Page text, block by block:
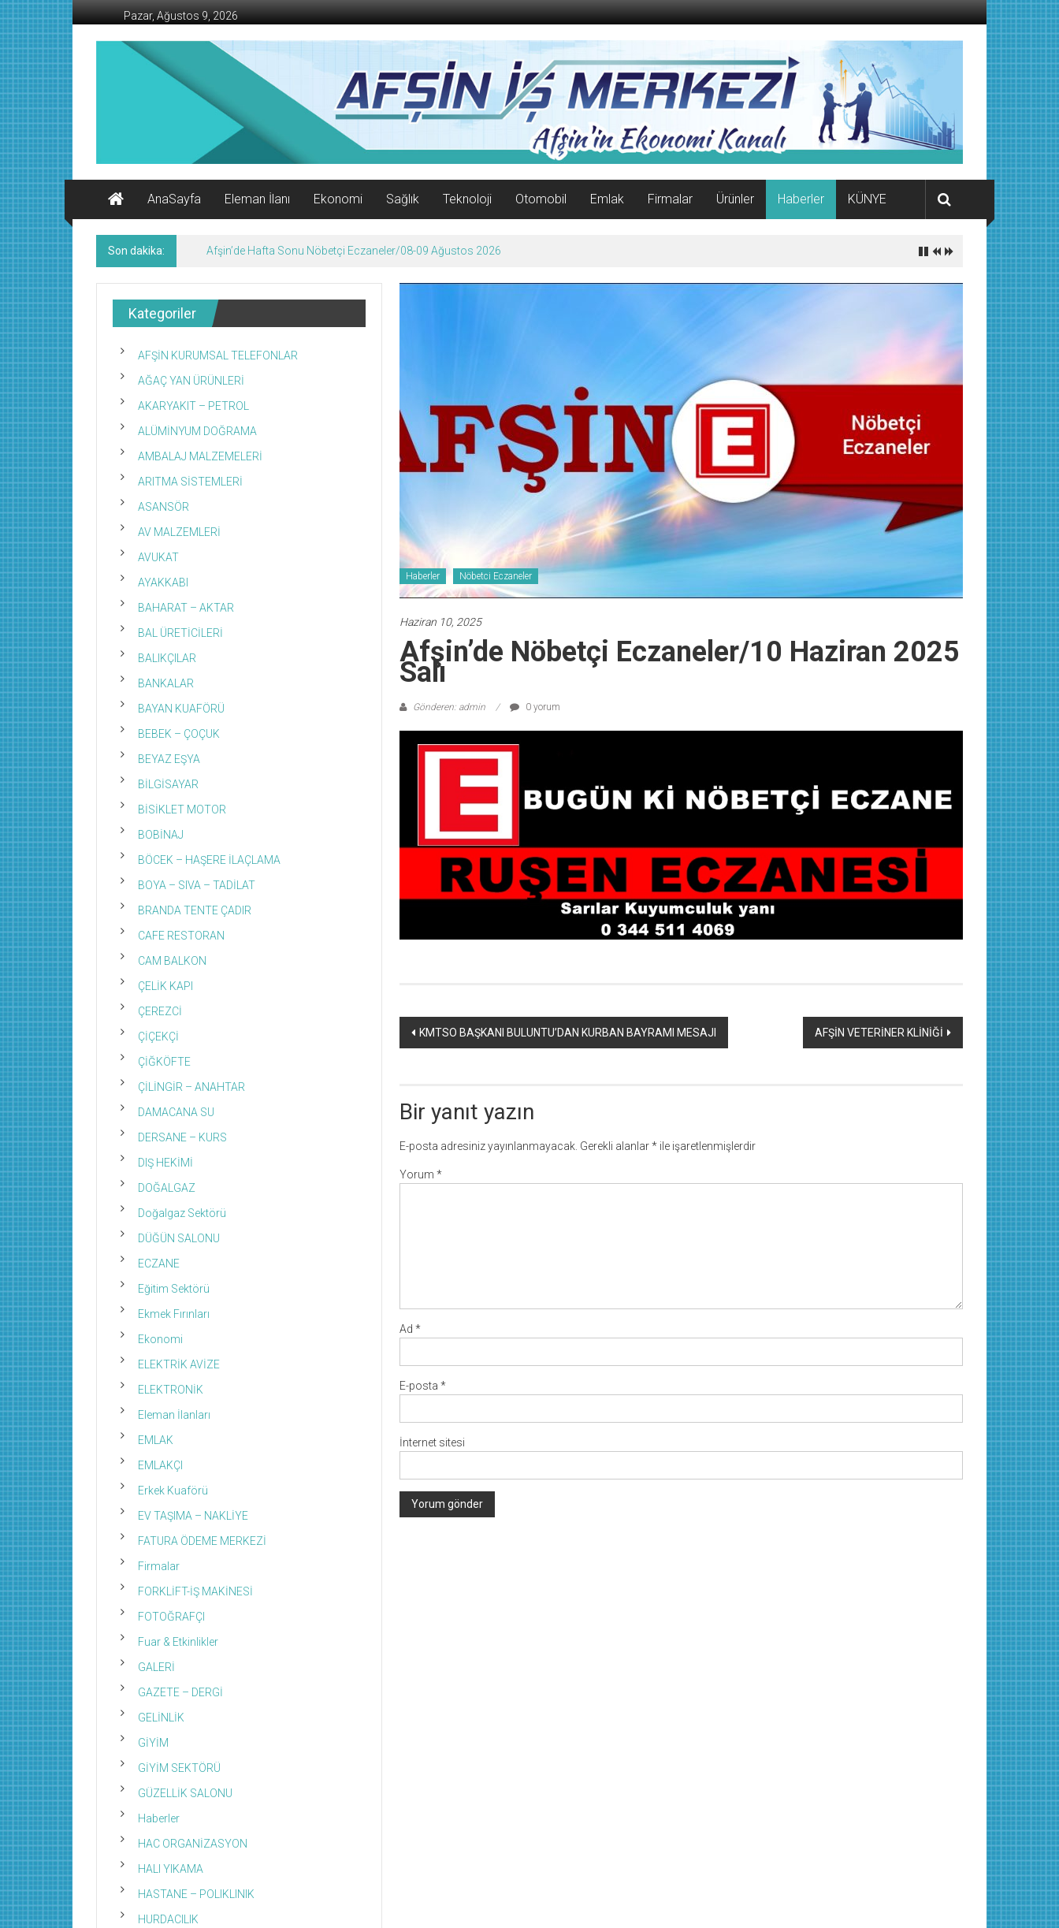
İçeriğe
geç
Pazar, Ağustos 9, 2026
AFŞİN
Ekonomi
Kanalı
AnaSayfa
Eleman İlanı Ekonomi Sağlık Teknoloji Otomobil Emlak Firmalar Ürünler Haberler KÜNYE
Son dakika: Afşin’de Hafta Sonu Nöbetçi Eczaneler/08-09 Ağustos 2026
Haberler Nöbetci Eczaneler
Haziran 10, 2025
Afşin’de Nöbetçi Eczaneler/10 Haziran 2025
Salı
Gönderen: admin 0 yorum
Yazı
KMTSO BAŞKANI BULUNTU’DAN KURBAN BAYRAMI MESAJI AFŞİN VETERİNER KLİNİĞİ
Bir yanıt yazın
E-posta adresiniz yayınlanmayacak. Gerekli alanlar* ile işaretlenmişlerdir
Yorum *
Ad *
E-posta *
İnternet sitesi
Kategoriler
AFŞİN KURUMSAL TELEFONLAR
AĞAÇ YAN ÜRÜNLERİ
AKARYAKIT – PETROL
ALÜMİNYUM DOĞRAMA
AMBALAJ MALZEMELERİ
ARITMA SİSTEMLERİ
ASANSÖR
AV MALZEMLERİ
AVUKAT
AYAKKABI
BAHARAT – AKTAR
BAL ÜRETİCİLERİ
BALIKÇILAR
BANKALAR
BAYAN KUAFÖRÜ
BEBEK – ÇOÇUK
BEYAZ EŞYA
BİLGİSAYAR
BİSİKLET MOTOR
BOBİNAJ
BÖCEK – HAŞERE İLAÇLAMA
BOYA – SIVA – TADİLAT
BRANDA TENTE ÇADIR
CAFE RESTORAN
CAM BALKON
ÇELİK KAPI
ÇEREZCİ
ÇİÇEKÇİ
ÇİĞKÖFTE
ÇİLİNGİR – ANAHTAR
DAMACANA SU
DERSANE – KURS
DIŞ HEKİMİ
DOĞALGAZ
Doğalgaz Sektörü
DÜĞÜN SALONU
ECZANE
Eğitim Sektörü
Ekmek Fırınları
Ekonomi
ELEKTRİK AVİZE
ELEKTRONİK
Eleman İlanları
EMLAK
EMLAKÇI
Erkek Kuaförü
EV TAŞIMA – NAKLİYE
FATURA ÖDEME MERKEZİ
Firmalar
FORKLİFT-İŞ MAKİNESİ
FOTOĞRAFÇI
Fuar & Etkinlikler
GALERİ
GAZETE – DERGİ
GELİNLİK
GİYİM
GİYİM SEKTÖRÜ
GÜZELLİK SALONU
Haberler
HAC ORGANİZASYON
HALI YIKAMA
HASTANE – POLIKLINIK
HURDACILIK